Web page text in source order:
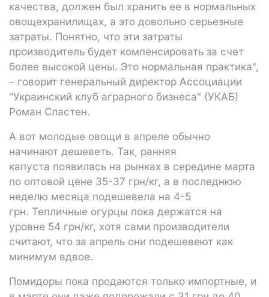
качества, должен был хранить ее в нормальных
овощехранилищах, а это довольно серьезные
затраты. Понятно, что эти затраты
производитель будет компенсировать за счет
более высокой цены. Это нормальная практика",
– говорит генеральный директор Ассоциации
"Украинский клуб аграрного бизнеса" (УКАБ)
Роман Сластен.
А вот молодые овощи в апреле обычно
начинают дешеветь. Так, ранняя
капуста появилась на рынках в середине марта
по оптовой цене 35-37 грн/кг, а в последнюю
неделю месяца подешевела на 4-5
грн. Тепличные огурцы пока держатся на
уровне 54 грн/кг, хотя сами производители
считают, что за апрель они подешевеют как
минимум вдвое.
Помидоры пока продаются только импортные, и